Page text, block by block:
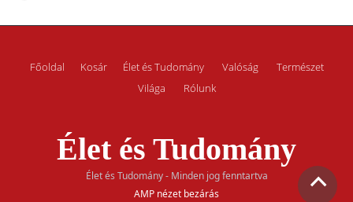
Főoldal Kosár Élet és Tudomány Valóság
Természet
Világa
Rólunk
Élet és Tudomány
Élet és Tudomány - Minden jog fenntartva
AMP nézet bezárás